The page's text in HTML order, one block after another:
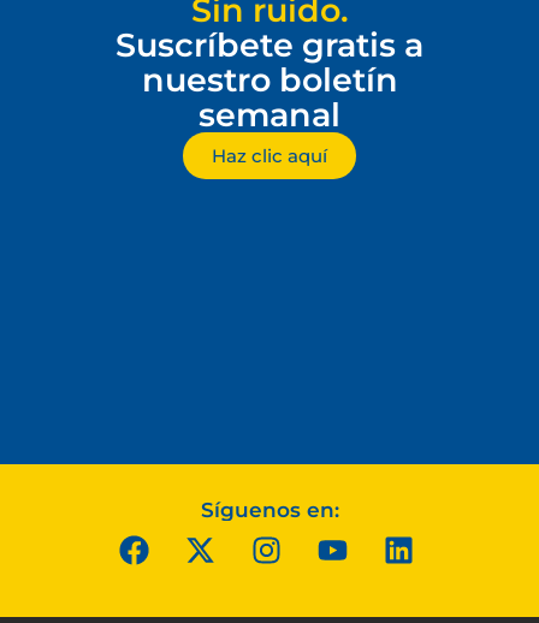
Sin ruido.
Suscríbete gratis a
nuestro boletín
semanal
Haz clic aquí
Síguenos en: